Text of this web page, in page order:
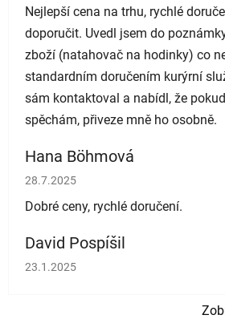
Nejlepší cena na trhu, rychlé
doporučit. Uvedl jsem do
zboží (natahovač na hodinky) co
standardním doručením kurýrní
sám kontaktoval a nabídl, že
spěchám, přiveze mně ho osobně.
Hana Böhmová
Hodnocení obchodu je 5 z 5
28.7.2025
Dobré ceny, rychlé doručení.
David Pospíšil
Hodnocení obchodu je 5 z 5
23.1.2025